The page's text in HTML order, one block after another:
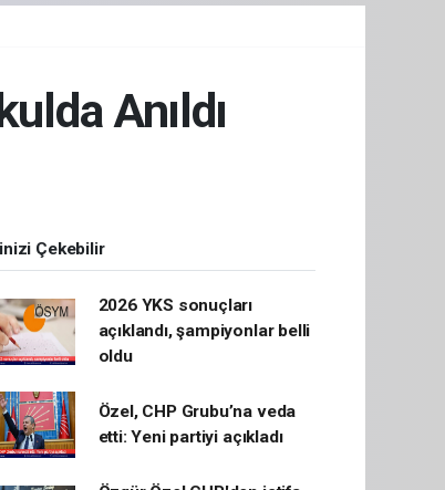
Anıldı
Çekebilir
2026 YKS sonuçları
açıklandı, şampiyonlar belli
oldu
Özel, CHP Grubu’na veda
etti: Yeni partiyi açıkladı